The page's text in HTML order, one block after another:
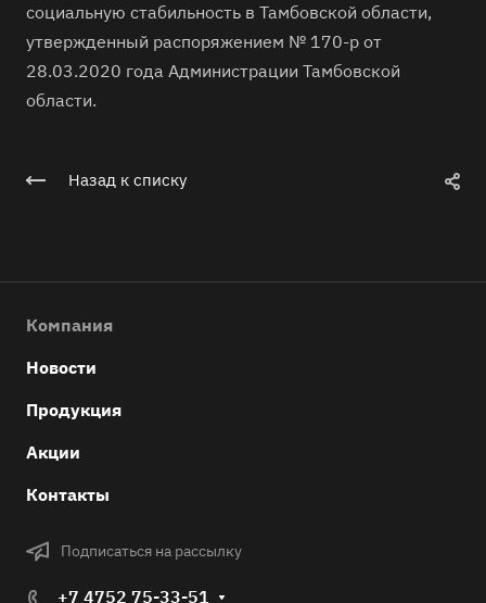
социальную стабильность в Тамбовской области,
утвержденный распоряжением № 170-р от
28.03.2020 года Администрации Тамбовской
области.
Назад к списку
Компания
Новости
Продукция
Акции
Контакты
Подписаться на рассылку
+7 4752 75-33-51